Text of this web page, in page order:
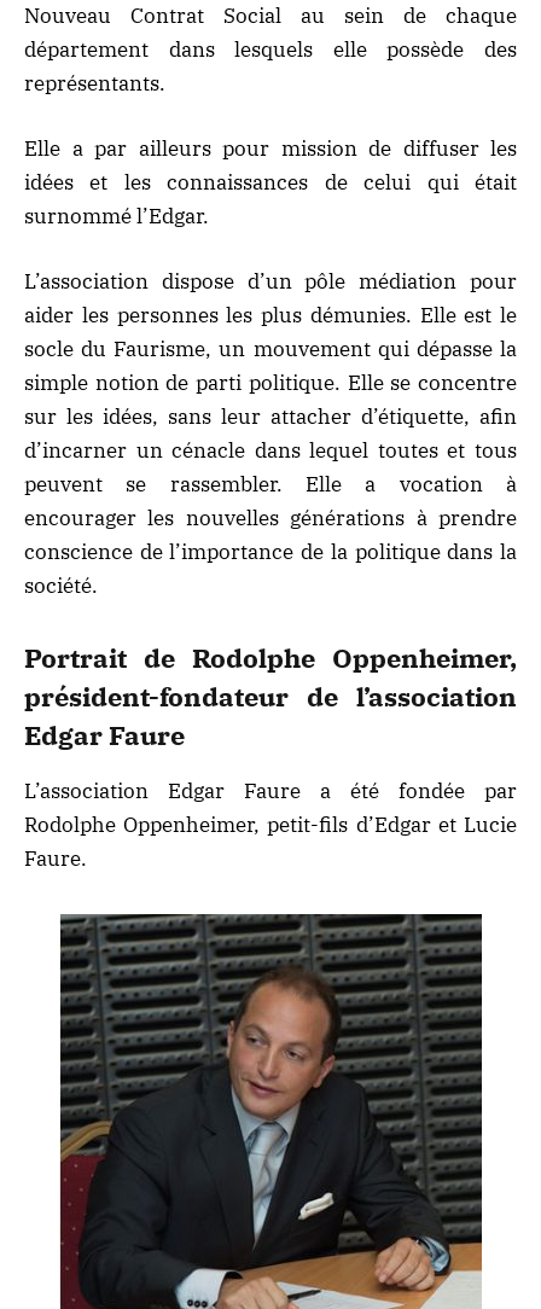
Nouveau Contrat Social au sein de chaque
département dans lesquels elle possède des
représentants.
Elle a par ailleurs pour mission de diffuser les
idées et les connaissances de celui qui était
surnommé l’Edgar.
L’association dispose d’un pôle médiation pour
aider les personnes les plus démunies. Elle est le
socle du Faurisme, un mouvement qui dépasse la
simple notion de parti politique. Elle se concentre
sur les idées, sans leur attacher d’étiquette, afin
d’incarner un cénacle dans lequel toutes et tous
peuvent se rassembler. Elle a vocation à
encourager les nouvelles générations à prendre
conscience de l’importance de la politique dans la
société.
Portrait de Rodolphe Oppenheimer,
président-fondateur de l’association
Edgar Faure
L’association Edgar Faure a été fondée par
Rodolphe Oppenheimer, petit-fils d’Edgar et Lucie
Faure.